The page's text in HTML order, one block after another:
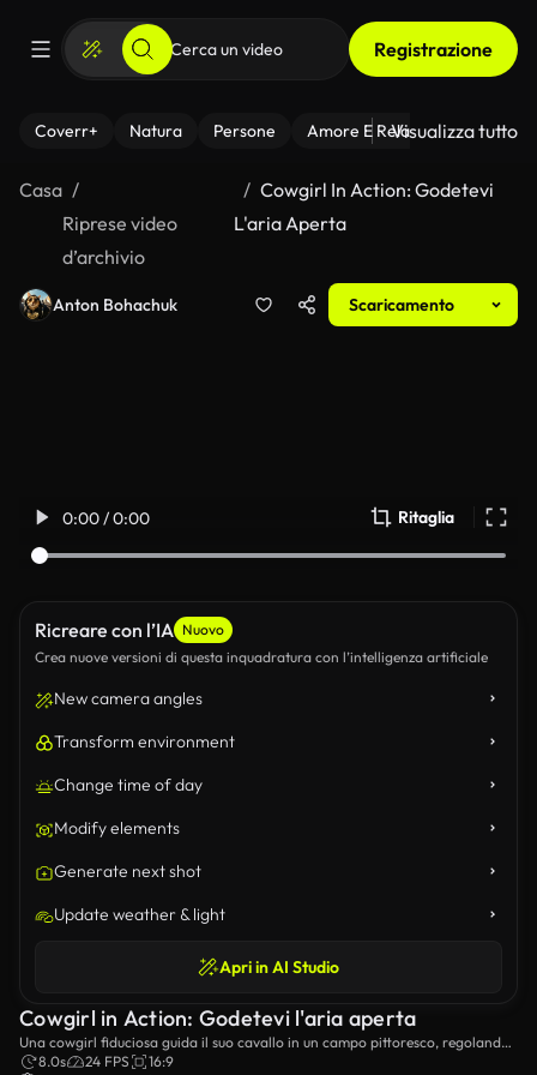
Registrazione
Coverr+ Natura Persone Amore E Relazioni Il
Visualizza tutto
Casa
Riprese video
d’archivio
Cowgirl In Action: Godetevi
L'aria Aperta
Anton Bohachuk Scaricamento
0:00 / 0:00 Ritaglia
Ricreare con l’IA Nuovo
Crea nuove versioni di questa inquadratura con l’intelligenza artificiale
New camera angles
Transform environment
Change time of day
Modify elements
Generate next shot
Update weather & light
Apri in AI Studio
Cowgirl in Action: Godetevi l'aria aperta
Una cowgirl fiduciosa guida il suo cavallo in un campo pittoresco, regolando
giocosamente il suo cappello da cowboy, incarnando lo spirito di avventura e
8.0s 24 FPS
16:9